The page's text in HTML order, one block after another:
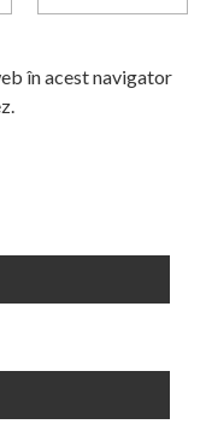
în acest navigator